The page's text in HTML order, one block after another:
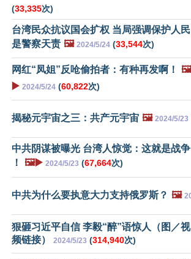
(33,335次)
台湾民众抗议国会扩权 当局强调保护人民
是警察天责 🖼️ 2024/5/24 (33,544次)
网红“凤姐”反呛偷拍者：有种再发啊！
🖼️
▶️ 2024/5/24 (60,822次)
揭秘元宇宙之三：共产元宇宙 🖼️ 2024/5/23
中共阴谋被曝光 台湾人惊觉：这就是战争
！
🖼️▶️ 2024/5/23 (67,664次)
中共为什么要执意大力支持俄罗斯？ 🖼️
狠砸习近平自信 李毅“醉”语惊人（图／视
频链接）
2024/5/23 (314,940次)